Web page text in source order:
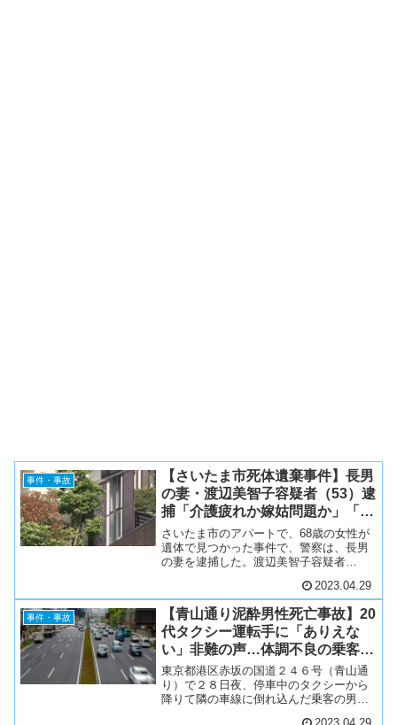
事件・事故
【さいたま市死体遺棄事件】長男
の妻・渡辺美智子容疑者（53）逮
捕「介護疲れか嫁姑問題か」「床
下を探した長女と長男」物議
さいたま市のアパートで、68歳の女性が
遺体で見つかった事件で、警察は、長男
の妻を逮捕した。渡辺美智子容疑者
を、自宅に遺棄した疑いが持たれてい
る。渡辺容疑者は、女性の長男の妻で、
遺体は、1階の台所の床下...
2023.04.29
事件・事故
【青山通り泥酔男性死亡事故】20
代タクシー運転手に「ありえな
い」非難の声…体調不良の乗客が
中央側で降車、後続車に轢かれる
東京都港区赤坂の国道２４６号（青山通
り）で２８日夜、停車中のタクシーから
降りて隣の車線に倒れ込んだ乗客の男性